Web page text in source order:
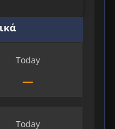
Today
—
Today